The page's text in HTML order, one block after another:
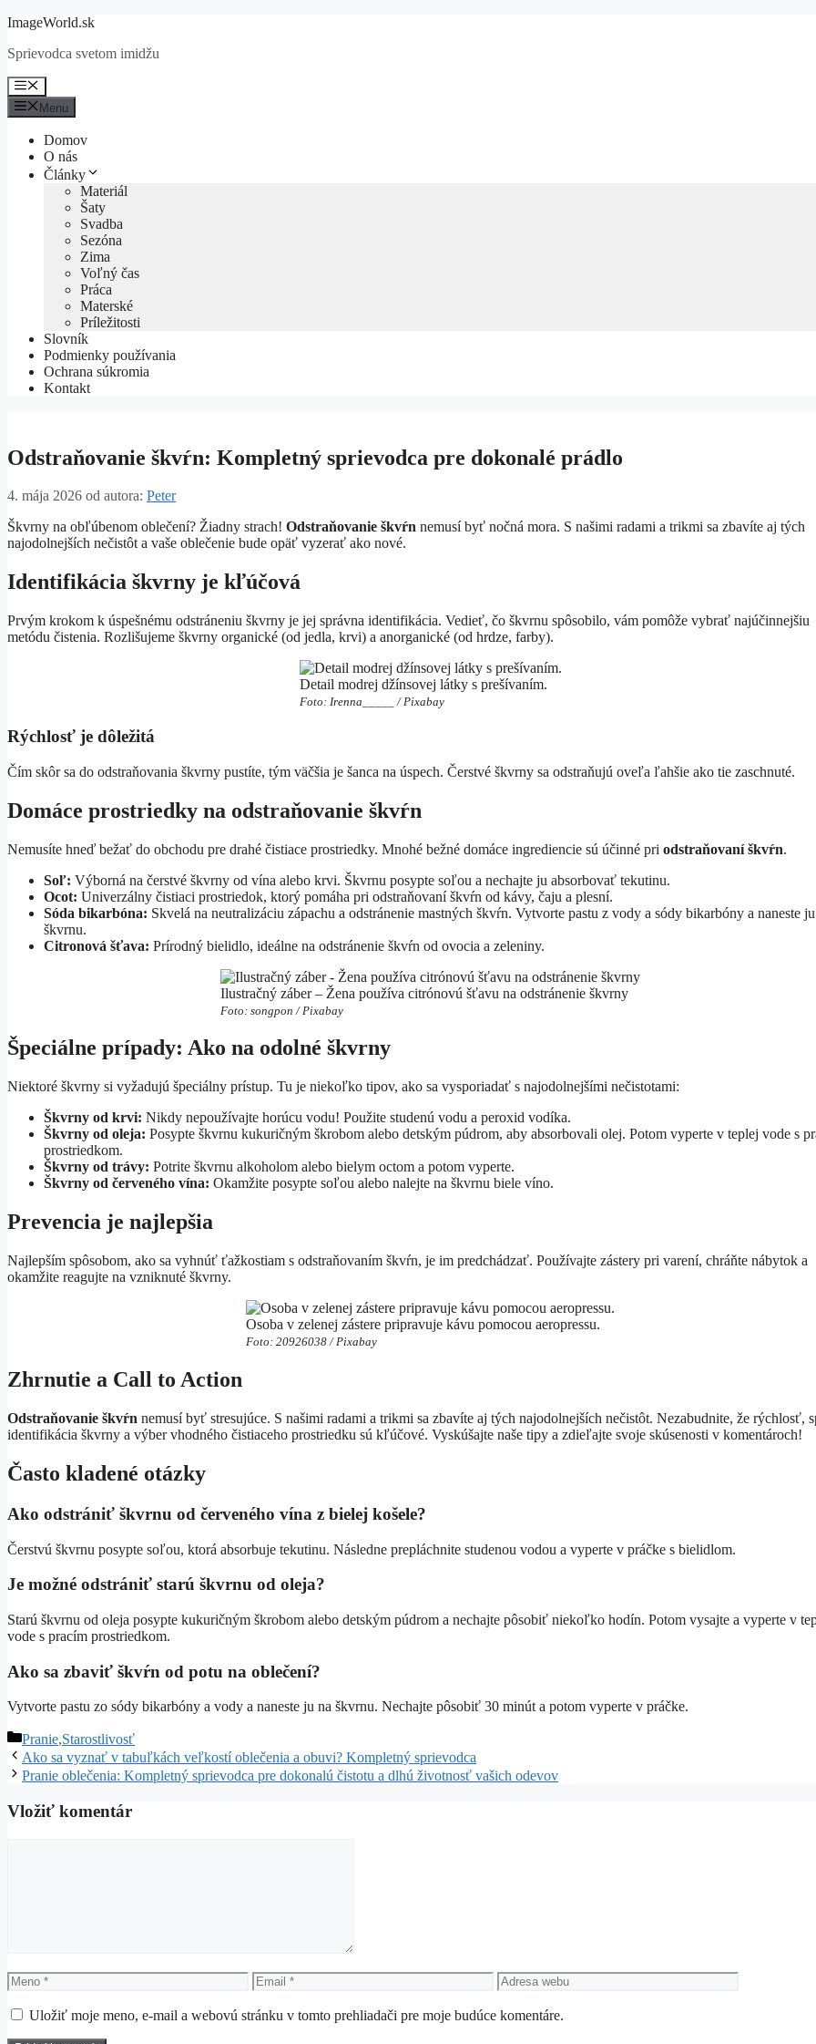
Preskočiť
obsah
ImageWorld.sk
Sprievodca svetom imidžu
Menu
Menu
Domov
O nás
Články
Materiál
Šaty
Svadba
Sezóna
Zima
Voľný čas
Práca
Materské
Príležitosti
Slovník
Podmienky používania
Ochrana súkromia
Kontakt
Odstraňovanie škvŕn: Kompletný sprievodca pre dokonalé prádlo
4. mája 2026 od autora: Peter
Škvrny na obľúbenom oblečení? Žiadny strach! Odstraňovanie škvŕn nemusí byť nočná mora. S našimi radami a trikmi sa zbavíte aj tých
najodolnejších nečistôt a vaše oblečenie bude opäť vyzerať ako nové.
Identifikácia škvrny je kľúčová
Prvým krokom k úspešnému odstráneniu škvrny je jej správna identifikácia. Vedieť, čo škvrnu spôsobilo, vám pomôže vybrať najúčinnejšiu
metódu čistenia. Rozlišujeme škvrny organické (od jedla, krvi) a anorganické (od hrdze, farby).
Detail modrej džínsovej látky s prešívaním.
Foto: Irenna_____ / Pixabay
Rýchlosť je dôležitá
Čím skôr sa do odstraňovania škvrny pustíte, tým väčšia je šanca na úspech. Čerstvé škvrny sa odstraňujú oveľa ľahšie ako tie zaschnuté.
Domáce prostriedky na odstraňovanie škvŕn
Nemusíte hneď bežať do obchodu pre drahé čistiace prostriedky. Mnohé bežné domáce ingrediencie sú účinné pri odstraňovaní škvŕn.
Soľ: Výborná na čerstvé škvrny od vína alebo krvi. Škvrnu posypte soľou a nechajte ju absorbovať tekutinu.
Ocot: Univerzálny čistiaci prostriedok, ktorý pomáha pri odstraňovaní škvŕn od kávy, čaju a plesní.
Sóda bikarbóna: Skvelá na neutralizáciu zápachu a odstránenie mastných škvŕn. Vytvorte pastu z vody a sódy bikarbóny a naneste
škvrnu.
Citronová šťava: Prírodný bielidlo, ideálne na odstránenie škvŕn od ovocia a zeleniny.
Ilustračný záber – Žena používa citrónovú šťavu na odstránenie škvrny
Foto: songpon / Pixabay
Špeciálne prípady: Ako na odolné škvrny
Niektoré škvrny si vyžadujú špeciálny prístup. Tu je niekoľko tipov, ako sa vysporiadať s najodolnejšími nečistotami:
Škvrny od krvi: Nikdy nepoužívajte horúcu vodu! Použite studenú vodu a peroxid vodíka.
Škvrny od oleja: Posypte škvrnu kukuričným škrobom alebo detským púdrom, aby absorbovali olej. Potom vyperte v teplej vode s
prostriedkom.
Škvrny od trávy: Potrite škvrnu alkoholom alebo bielym octom a potom vyperte.
Škvrny od červeného vína: Okamžite posypte soľou alebo nalejte na škvrnu biele víno.
Prevencia je najlepšia
Najlepším spôsobom, ako sa vyhnúť ťažkostiam s odstraňovaním škvŕn, je im predchádzať. Používajte zástery pri varení, chráňte nábytok a
okamžite reagujte na vzniknuté škvrny.
Osoba v zelenej zástere pripravuje kávu pomocou aeropressu.
Foto: 20926038 / Pixabay
Zhrnutie a Call to Action
Odstraňovanie škvŕn nemusí byť stresujúce. S našimi radami a trikmi sa zbavíte aj tých najodolnejších nečistôt. Nezabudnite, že rýchlosť,
identifikácia škvrny a výber vhodného čistiaceho prostriedku sú kľúčové. Vyskúšajte naše tipy a zdieľajte svoje skúsenosti v komentároch!
Často kladené otázky
Ako odstrániť škvrnu od červeného vína z bielej košele?
Čerstvú škvrnu posypte soľou, ktorá absorbuje tekutinu. Následne prepláchnite studenou vodou a vyperte v práčke s bielidlom.
Je možné odstrániť starú škvrnu od oleja?
Starú škvrnu od oleja posypte kukuričným škrobom alebo detským púdrom a nechajte pôsobiť niekoľko hodín. Potom vysajte a vyperte v
vode s pracím prostriedkom.
Ako sa zbaviť škvŕn od potu na oblečení?
Vytvorte pastu zo sódy bikarbóny a vody a naneste ju na škvrnu. Nechajte pôsobiť 30 minút a potom vyperte v práčke.
Kategórie
Pranie,Starostlivosť
Ako sa vyznať v tabuľkách veľkostí oblečenia a obuvi? Kompletný sprievodca
Pranie oblečenia: Kompletný sprievodca pre dokonalú čistotu a dlhú životnosť vašich odevov
Vložiť komentár
Meno Email
Adresa
webu
Uložiť moje meno, e-mail a webovú stránku v tomto prehliadači pre moje budúce komentáre.